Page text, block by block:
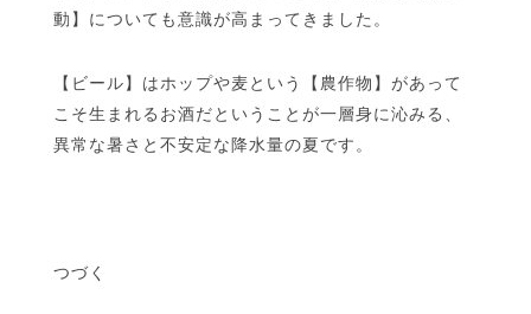
動】についても意識が高まってきました。
【ビール】はホップや麦という【農作物】があって
こそ生まれるお酒だということが一層身に沁みる、
異常な暑さと不安定な降水量の夏です。
つづく